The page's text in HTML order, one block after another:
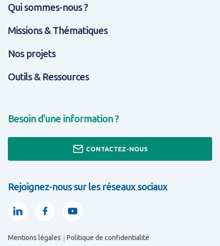
Qui sommes-nous ?
Missions & Thématiques
Nos projets
Outils & Ressources
Besoin d'une information ?
CONTACTEZ-NOUS
Rejoignez-nous sur les réseaux sociaux
LinkedinFacebookYoutube
Mentions légales Politique de confidentialité